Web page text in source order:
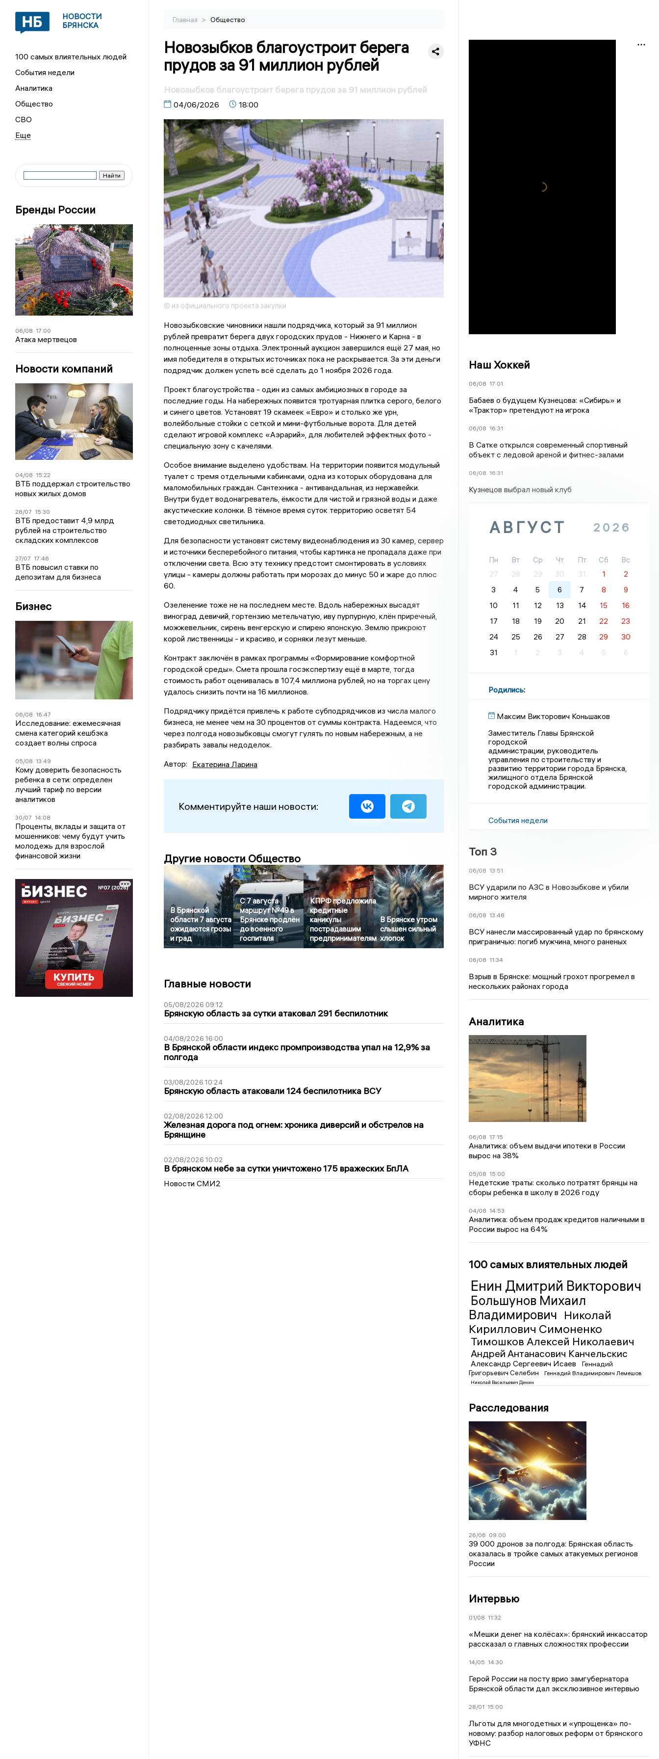
НОВОСТИ
БРЯНСКА
100 самых влиятельных людей
События недели
Аналитика
Общество
СВО
Бренды России
06/08 17:00
Атака мертвецов
Новости компаний
04/08 15:22
ВТБ поддержал строительство
новых жилых домов
28/07 15:30
ВТБ предоставит 4,9 млрд
рублей на строительство
складских комплексов
27/07 17:46
ВТБ повысил ставки по
депозитам для бизнеса
Бизнес
06/08 16:47
Исследование: ежемесячная
смена категорий кешбэка
создает волны спроса
05/08 13:49
Кому доверить безопасность
ребенка в сети: определен
лучший тариф по версии
аналитиков
30/07 14:08
Проценты, вклады и защита от
мошенников: чему будут учить
молодежь для взрослой
финансовой жизни
Главная > Общество
Новозыбков благоустроит берега
прудов за 91 миллион рублей
Новозыбков благоустроит берега прудов за 91 миллион рублей
04/06/2026 18:00
© из официального проекта закупки
Новозыбковские чиновники нашли подрядчика, который за 91 миллион
рублей превратит берега двух городских прудов - Нижнего и Карна - в
полноценные зоны отдыха. Электронный аукцион завершился ещё 27 мая, но
имя победителя в открытых источниках пока не раскрывается. За эти деньги
подрядчик должен успеть всё сделать до 1 ноября 2026 года.
Проект благоустройства - один из самых амбициозных в городе за
последние годы. На набережных появится тротуарная плитка серого, белого
и синего цветов. Установят 19 скамеек «Евро» и столько же урн,
волейбольные стойки с сеткой и мини-футбольные ворота. Для детей
сделают игровой комплекс «Аэрарий», для любителей эффектных фото -
специальную зону с качелями.
Особое внимание выделено удобствам. На территории появится модульный
туалет с тремя отдельными кабинками, одна из которых оборудована для
маломобильных граждан. Сантехника - антивандальная, из нержавейки.
Внутри будет водонагреватель, ёмкости для чистой и грязной воды и даже
акустические колонки. В тёмное время суток территорию осветят 54
светодиодных светильника.
Для безопасности установят систему видеонаблюдения из 30 камер, сервер
и источники бесперебойного питания, чтобы картинка не пропадала даже при
отключении света. Всю эту технику предстоит смонтировать в условиях
улицы - камеры должны работать при морозах до минус 50 и жаре до плюс
60.
Озеленение тоже не на последнем месте. Вдоль набережных высадят
виноград девичий, гортензию метельчатую, иву пурпурную, клён приречный,
можжевельник, сирень венгерскую и спирею японскую. Землю прикроют
корой лиственницы - и красиво, и сорняки лезут меньше.
Контракт заключён в рамках программы «Формирование комфортной
городской среды». Смета прошла госэкспертизу ещё в марте, тогда
стоимость работ оценивалась в 107,4 миллиона рублей, но на торгах цену
удалось снизить почти на 16 миллионов.
Подрядчику придётся привлечь к работе субподрядчиков из числа малого
бизнеса, не менее чем на 30 процентов от суммы контракта. Надеемся, что
через полгода новозыбковцы смогут гулять по новым набережным, а не
разбирать завалы недоделок.
Автор: Екатерина Ларина
Комментируйте наши новости:
Другие новости Общество
В Брянской
области 7 августа
ожидаются грозы
и град
С 7 августа
маршрут №49 в
Брянске продлён
до военного
госпиталя
КПРФ предложила
кредитные
каникулы
пострадавшим
предпринимателям
В Брянске утром
слышен сильный
хлопок
Главные новости
05/08/2026 09:12
Брянскую область за сутки атаковал 291 беспилотник
04/08/2026 16:00
В Брянской области индекс промпроизводства упал на 12,9% за
полгода
03/08/2026 10:24
Брянскую область атаковали 124 беспилотника ВСУ
02/08/2026 12:00
Железная дорога под огнем: хроника диверсий и обстрелов на
Брянщине
02/08/2026 10:02
В брянском небе за сутки уничтожено 175 вражеских БпЛА
Новости СМИ2
Наш Хоккей
06/08 17:01
Бабаев о будущем Кузнецова: «Сибирь» и
«Трактор» претендуют на игрока
06/08 16:31
В Сатке открылся современный спортивный
объект с ледовой ареной и фитнес-залами
06/08 16:31
Кузнецов выбрал новый клуб
АВГУСТ 2026
Пн Вт Ср Чт Пт Сб
Вс
27
28 29 30 31 1
2
3
4 5 6 7 8
9
10
11 12 13 14 15
16
17
18 19 20 21 22
23
24
25 26 27 28 29
30
31
1 2 3 4 5 6
Родились:
Максим Викторович Коньшаков
Заместитель Главы Брянской
городской
администрации, руководитель
управления по строительству и
развитию территории города Брянска,
жилищного отдела Брянской
городской администрации.
События недели
Топ 3
06/08 13:51
ВСУ ударили по АЗС в Новозыбкове и убили
мирного жителя
06/08 13:48
ВСУ нанесли массированный удар по брянскому
приграничью: погиб мужчина, много раненых
06/08 11:34
Взрыв в Брянске: мощный грохот прогремел в
нескольких районах города
Аналитика
06/08 17:15
Аналитика: объем выдачи ипотеки в России
вырос на 38%
05/08 15:00
Недетские траты: сколько потратят брянцы на
сборы ребенка в школу в 2026 году
04/08 14:53
Аналитика: объем продаж кредитов наличными в
России вырос на 64%
100 самых влиятельных людей
Енин Дмитрий Викторович
Большунов Михаил
Владимирович Николай
Кириллович Симоненко
Тимошков Алексей Николаевич
Андрей Антанасович Канчельскис
Александр Сергеевич Исаев
Геннадий
Григорьевич Селебин
Геннадий Владимирович Лемешов
Николай Васильевич Денин
Расследования
26/06 09:00
39 000 дронов за полгода: Брянская область
оказалась в тройке самых атакуемых регионов
России
Интервью
01/08 11:32
«Мешки денег на колёсах»: брянский инкассатор
рассказал о главных сложностях профессии
14/05 14:30
Герой России на посту врио замгубернатора
Брянской области дал эксклюзивное интервью
28/01 15:00
Льготы для многодетных и «упрощенка» по-
новому: разбор налоговых реформ от брянского
УФНС